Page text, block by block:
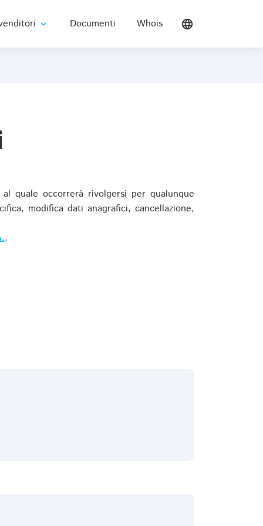
expand_more Documenti Whois language
quale occorrerà rivolgersi per qualunque
modifica dati anagrafici, cancellazione,
.